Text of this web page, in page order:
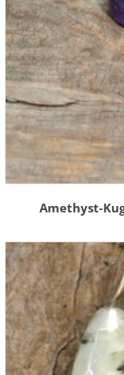
Amethyst-